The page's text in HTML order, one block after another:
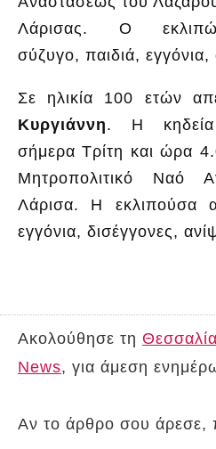
Λάρισας. Ο
σύζυγο, παιδιά, εγγόνια,
Σε ηλικία 100 ετών
Κυργιάννη. Η κηδεία
σήμερα Τρίτη και ώρα
Μητροπολιτικό Ναό
Λάρισα. Η εκλιπούσα
εγγόνια, δισέγγονες,
Ακολούθησε τη
News, για άμεση
Αν το άρθρο σου άρεσε,